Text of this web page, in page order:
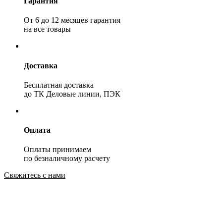
От 6 до 12 месяцев гарантия
на все товары
Доставка
Бесплатная доставка
до ТК Деловые линии, ПЭК
Оплата
Оплаты принимаем
по безналичному расчету
Свяжитесь с нами